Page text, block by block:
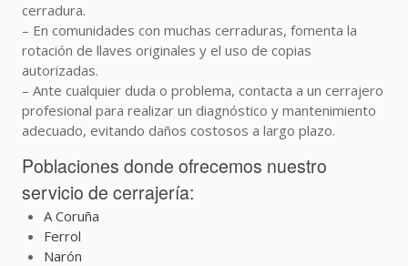
cerradura.
– En comunidades con muchas cerraduras, fomenta la
rotación de llaves originales y el uso de copias
autorizadas.
– Ante cualquier duda o problema, contacta a un cerrajero
profesional para realizar un diagnóstico y mantenimiento
adecuado, evitando daños costosos a largo plazo.
Poblaciones donde ofrecemos nuestro
servicio de cerrajería:
A Coruña
Ferrol
Narón